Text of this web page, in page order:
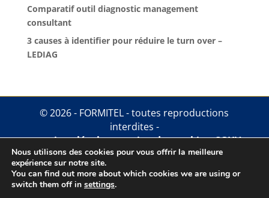
Comparatif outil diagnostic management
consultant
3 causes à identifier pour réduire le turn over –
LEDIAG
© 2026 - FORMITEL - toutes reproductions
interdites -
mentions légales.gestion des cookies.CGUV
Nous utilisons des cookies pour vous offrir la meilleure
expérience sur notre site.
You can find out more about which cookies we are using or
switch them off in settings.